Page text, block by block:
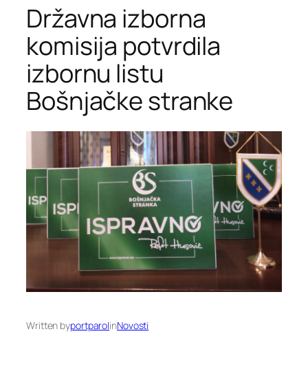
Državna izborna
komisija potvrdila
izbornu listu
Bošnjačke stranke
Written byportparolinNovosti